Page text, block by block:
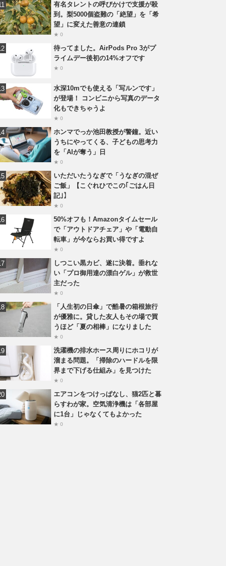
有名タレントの呼びかけで支援が殺
到。梨5000個盗難の「絶望」を「希
望」に変えた善意の連鎖
★ 0
待ってました。AirPods Pro 3がプ
ライムデー後初の14%オフです
★ 0
水深10mでも使える「写ルンです」
が登場！ コンビニから写真のデータ
化もできちゃうよ
★ 0
ホンマでっか池田教授が警鐘。近い
うちにやってくる、子どもの思考力
を「AIが奪う」日
★ 0
いただいたうなぎで「うなぎの混ぜ
ご飯」【こぐれひでこの｢ごはん日
記｣】
★ 0
50%オフも！Amazonタイムセール
で「アウトドアチェア」や「電動自
転車」が今ならお買い得ですよ
★ 0
しつこい黒カビ、遂に決着。垂れな
い「プロ御用達の漂白ゲル」が救世
主だった
★ 0
「人生初の日傘」で酷暑の箱根旅行
が優雅に。貸した友人もその場で買
うほど「夏の相棒」になりました
★ 0
洗濯機の排水ホース周りにホコリが
溜まる問題。「掃除のハードルを限
界まで下げる仕組み」を見つけた
★ 0
エアコンをつけっぱなし、猫2匹と暮
らすわが家。空気清浄機は「各部屋
に1台」じゃなくてもよかった
★ 0